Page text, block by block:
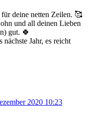
deine netten Zeilen. 🥰
und all deinen Lieben
gut. 🍀
Jahr, es reicht
2020 10:23